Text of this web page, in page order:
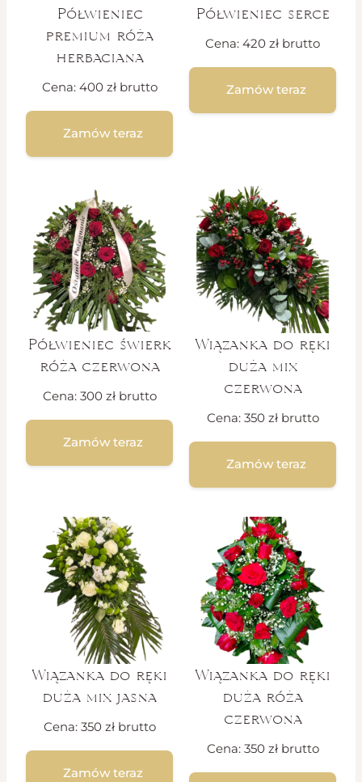
Półwieniec
premium róża
herbaciana
Cena: 400 zł brutto
Zamów teraz
Półwieniec serce
Cena: 420 zł brutto
Zamów teraz
Półwieniec świerk
róża czerwona
Cena: 300 zł brutto
Zamów teraz
Wiązanka do ręki
duża mix
czerwona
Cena: 350 zł brutto
Zamów teraz
Wiązanka do ręki
duża mix jasna
Cena: 350 zł brutto
Zamów teraz
Wiązanka do ręki
duża róża
czerwona
Cena: 350 zł brutto